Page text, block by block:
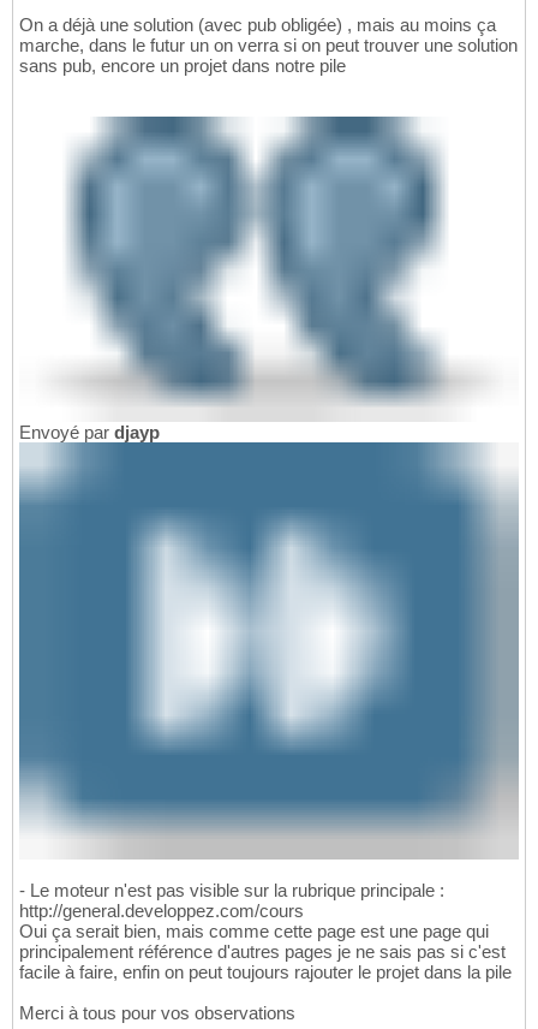
On a déjà une solution (avec pub obligée) , mais au moins ça
marche, dans le futur un on verra si on peut trouver une solution
sans pub, encore un projet dans notre pile
Envoyé par djayp
- Le moteur n'est pas visible sur la rubrique principale :
http://general.developpez.com/cours
Oui ça serait bien, mais comme cette page est une page qui
principalement référence d'autres pages je ne sais pas si c'est
facile à faire, enfin on peut toujours rajouter le projet dans la pile
Merci à tous pour vos observations